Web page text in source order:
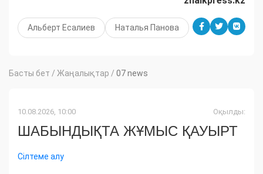
Альберт Есалиев Наталья Панова
Басты бет / Жаңалықтар / 07 news
10.08.2026, 10:00 Оқылды:
ШАБЫНДЫҚТА ЖҰМЫС ҚАУЫРТ
Сілтеме алу